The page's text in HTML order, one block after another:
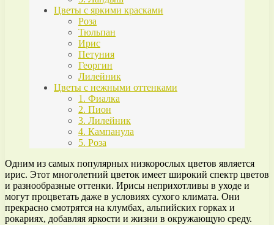
Цветы с яркими красками
Роза
Тюльпан
Ирис
Петуния
Георгин
Лилейник
Цветы с нежными оттенками
1. Фиалка
2. Пион
3. Лилейник
4. Кампанула
5. Роза
Одним из самых популярных низкорослых цветов является
ирис. Этот многолетний цветок имеет широкий спектр цветов
и разнообразные оттенки. Ирисы неприхотливы в уходе и
могут процветать даже в условиях сухого климата. Они
прекрасно смотрятся на клумбах, альпийских горках и
рокариях, добавляя яркости и жизни в окружающую среду.